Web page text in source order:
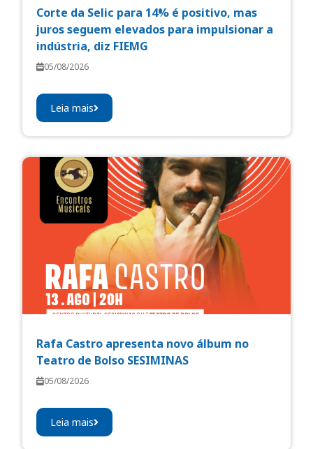
Corte da Selic para 14% é positivo, mas
juros seguem elevados para impulsionar a
indústria, diz FIEMG
05/08/2026
Leia mais
Rafa Castro apresenta novo álbum no
Teatro de Bolso SESIMINAS
05/08/2026
Leia mais